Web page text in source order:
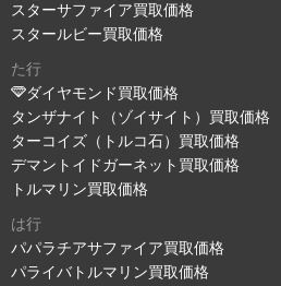
スターサファイア買取価格
スタールビー買取価格
た行
ダイヤモンド買取価格
タンザナイト（ゾイサイト）買取価格
ターコイズ（トルコ石）買取価格
デマントイドガーネット買取価格
トルマリン買取価格
は行
パパラチアサファイア買取価格
パライバトルマリン買取価格